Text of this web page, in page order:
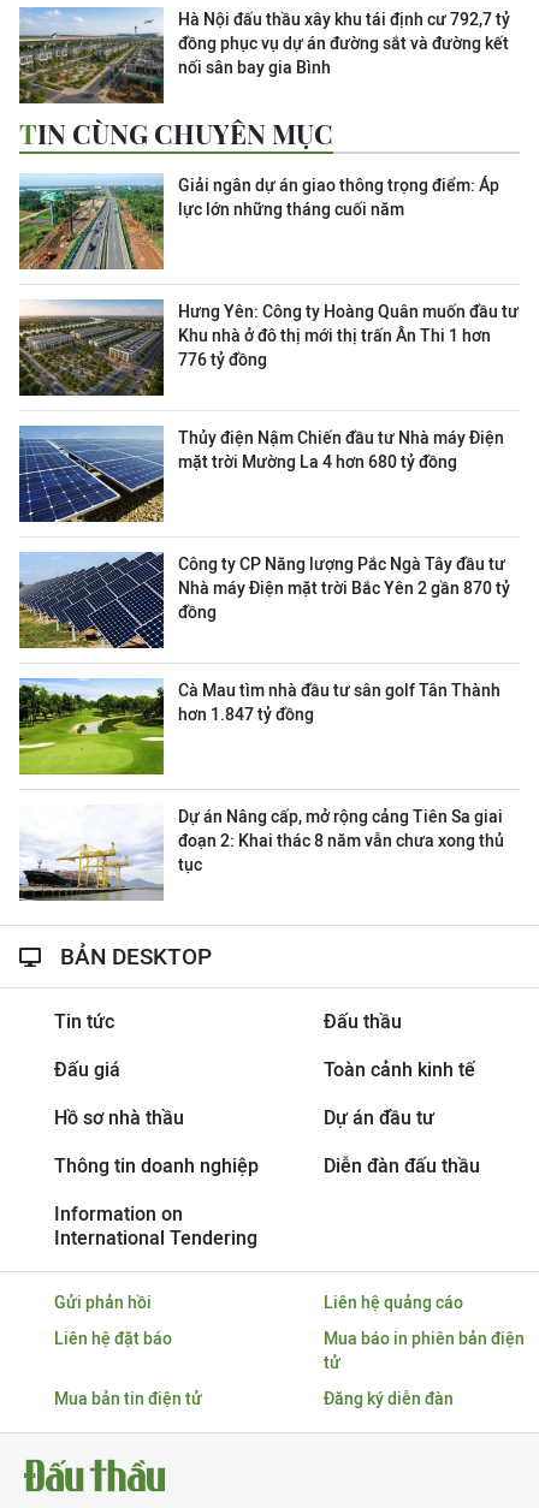
Hà Nội đấu thầu xây khu tái định cư 792,7 tỷ
đồng phục vụ dự án đường sắt và đường kết
nối sân bay gia Bình
TIN CÙNG CHUYÊN MỤC
Giải ngân dự án giao thông trọng điểm: Áp
lực lớn những tháng cuối năm
Hưng Yên: Công ty Hoàng Quân muốn đầu tư
Khu nhà ở đô thị mới thị trấn Ân Thi 1 hơn
776 tỷ đồng
Thủy điện Nậm Chiến đầu tư Nhà máy Điện
mặt trời Mường La 4 hơn 680 tỷ đồng
Công ty CP Năng lượng Pắc Ngà Tây đầu tư
Nhà máy Điện mặt trời Bắc Yên 2 gần 870 tỷ
đồng
Cà Mau tìm nhà đầu tư sân golf Tân Thành
hơn 1.847 tỷ đồng
Dự án Nâng cấp, mở rộng cảng Tiên Sa giai
đoạn 2: Khai thác 8 năm vẫn chưa xong thủ
tục
BẢN DESKTOP
Tin tức Đấu thầu
Đấu giá Toàn cảnh kinh tế
Hồ sơ nhà thầu Dự án đầu tư
Thông tin doanh nghiệp Diễn đàn đấu thầu
Information on
International Tendering
Gửi phản hồi
Liên hệ quảng cáo
Liên hệ đặt báo
Mua báo in phiên bản điện
tử
Mua bản tin điện tử
Đăng ký diễn đàn